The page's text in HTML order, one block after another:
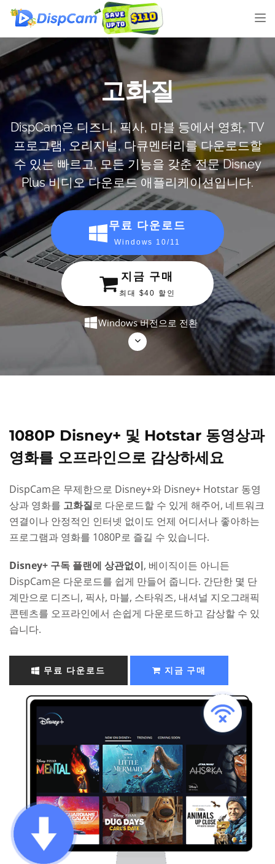
네
비
이
션
환
빠른 속도
DispCam은 디즈니, 픽사, 마블 등에서 영화, TV
프로그램, 오리지널, 다큐멘터리를 다운로드할
수 있는 빠르고, 모든 기능을 갖춘 전문 Disney
Plus 비디오 다운로드 애플리케이션입니다.
무료 다운로드
Windows 10/11
지금 구매
최대 $40 할인
Windows 버전으로 전환
1080P Disney+ 및 Hotstar 동영상과
영화를 오프라인으로 감상하세요
DispCam은 무제한으로 Disney+와 Disney+ Hotstar 동영
상과 영화를 고화질로 다운로드할 수 있게 해주어, 네트워크
연결이나 안정적인 인터넷 없이도 언제 어디서나 좋아하는
프로그램과 영화를 1080P로 즐길 수 있습니다.
Disney+ 구독 플랜에 상관없이, 베이직이든 아니든
DispCam은 다운로드를 쉽게 만들어 줍니다. 간단한 몇 단
계만으로 디즈니, 픽사, 마블, 스타워즈, 내셔널 지오그래픽
콘텐츠를 오프라인에서 손쉽게 다운로드하고 감상할 수 있
습니다.
무료 다운로드 지금 구매